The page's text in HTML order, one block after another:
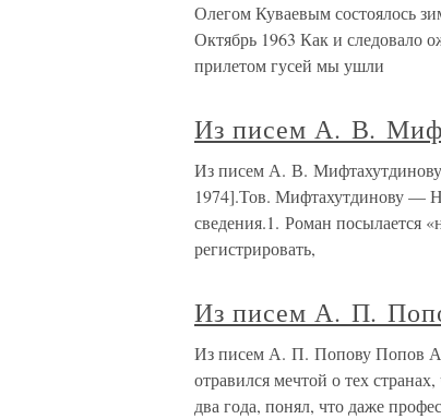
Олегом Куваевым состоялось
Октябрь 1963 Как и следовало
прилетом гусей мы ушли
Из писем А. В.
Из писем А. В.
1974].Тов. Мифтахутдинову —
сведения.1. Роман посылается
регистрировать,
Из писем А. П.
Из писем А. П. Попову Попов
отравился мечтой о тех
два года, понял, что даже